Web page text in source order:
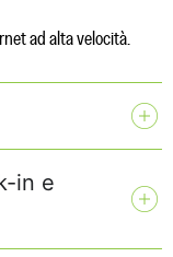
ad alta velocità.
in e